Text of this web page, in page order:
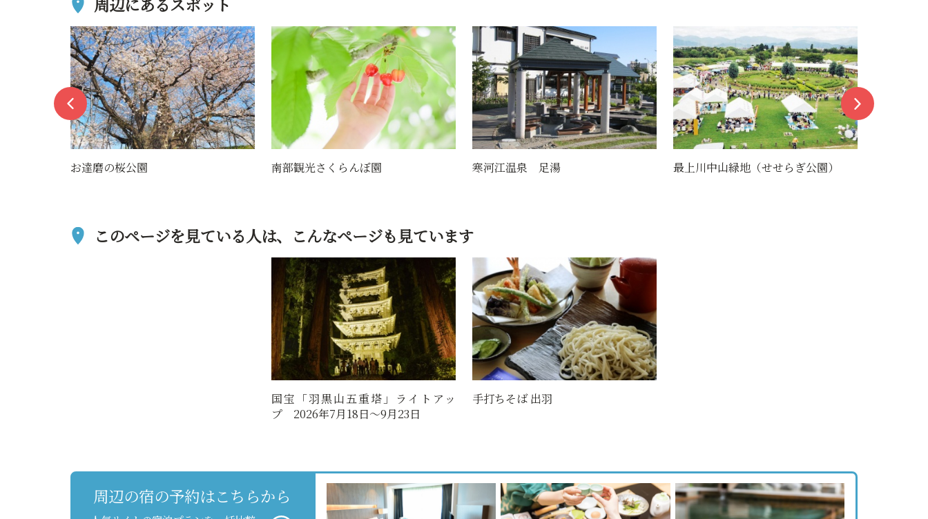
南部観光さくらんぼ園 寒河江温泉 足湯 最上川中山緑地（せせらぎ公園） 天童最上川温泉ゆぴあ
このページを見ている人は、 こんなページも見ています
国宝「羽黒山五重塔」ライトアッ
プ 2026年7月18日～9月23日
手打ちそば 出羽
周辺の宿の予約はこちらから